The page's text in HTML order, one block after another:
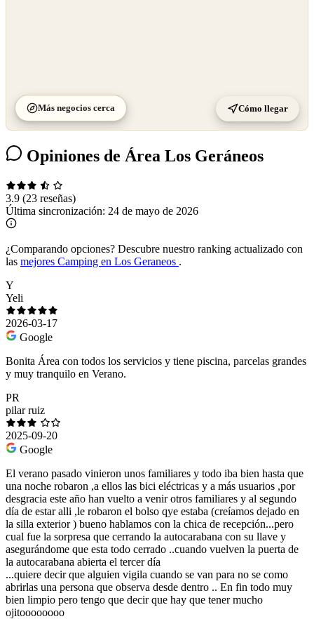
Más negocios cerca Cómo llegar
Opiniones de Área Los Geráneos
3.9 (23 reseñas)
Última sincronización: 24 de mayo de 2026
¿Comparando opciones? Descubre nuestro ranking actualizado con
las mejores Camping en Los Geraneos .
Y
Yeli
2026-03-17
Google
Bonita Área con todos los servicios y tiene piscina, parcelas grandes
y muy tranquilo en Verano.
PR
pilar ruiz
2025-09-20
Google
El verano pasado vinieron unos familiares y todo iba bien hasta que
una noche robaron ,a ellos las bici eléctricas y a más usuarios ,por
desgracia este año han vuelto a venir otros familiares y al segundo
día de estar alli ,le robaron el bolso qye estaba (creíamos dejado en
la silla exterior ) bueno hablamos con la chica de recepción...pero
cual fue la sorpresa que cerrando la autocarabana con su llave y
asegurándome que esta todo cerrado ..cuando vuelven la puerta de
la autocarabana abierta el tercer día
...quiere decir que alguien vigila cuando se van para no se como
abrirlas una persona que observa desde dentro .. En fin todo muy
bien limpio pero tengo que decir que hay que tener mucho
ojitoooooooo